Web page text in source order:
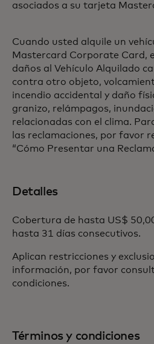
asociados a su tarjeta
Cuando usted alquile un
Mastercard Corporate Card,
daños al Vehículo Alquilado
contra otro objeto,
incendio accidental y daño
granizo, relámpagos,
relacionadas con el clima.
las reclamaciones, por favor
“Cómo Presentar una
Detalles
Cobertura de hasta US$
hasta 31 días consecutivos.
Aplican restricciones y
información, por favor
condiciones.
Términos y condiciones